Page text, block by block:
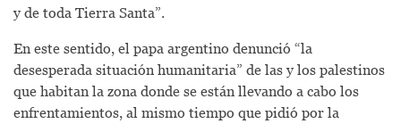
y de toda Tierra Santa”.
En este sentido, el papa argentino denunció “la
desesperada situación humanitaria” de las y los palestinos
que habitan la zona donde se están llevando a cabo los
enfrentamientos, al mismo tiempo que pidió por la